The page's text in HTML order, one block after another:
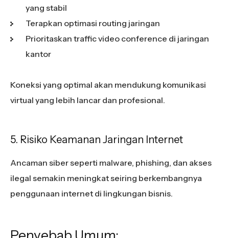
yang stabil
Terapkan optimasi routing jaringan
Prioritaskan traffic video conference di jaringan
kantor
Koneksi yang optimal akan mendukung komunikasi
virtual yang lebih lancar dan profesional.
5. Risiko Keamanan Jaringan Internet
Ancaman siber seperti malware, phishing, dan akses
ilegal semakin meningkat seiring berkembangnya
penggunaan internet di lingkungan bisnis.